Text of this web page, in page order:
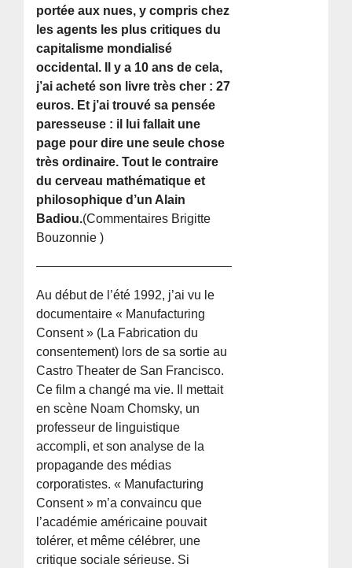
portée aux nues, y compris chez
les agents les plus critiques du
capitalisme mondialisé
occidental. Il y a 10 ans de cela,
j’ai acheté son livre très cher : 27
euros. Et j’ai trouvé sa pensée
paresseuse : il lui fallait une
page pour dire une seule chose
très ordinaire. Tout le contraire
du cerveau mathématique et
philosophique d’un Alain
Badiou.(Commentaires Brigitte
Bouzonnie )
Au début de l’été 1992, j’ai vu le
documentaire « Manufacturing
Consent » (La Fabrication du
consentement) lors de sa sortie au
Castro Theater de San Francisco.
Ce film a changé ma vie. Il mettait
en scène Noam Chomsky, un
professeur de linguistique
accompli, et son analyse de la
propagande des médias
corporatistes. « Manufacturing
Consent » m’a convaincu que
l’académie américaine pouvait
tolérer, et même célébrer, une
critique sociale sérieuse. Si